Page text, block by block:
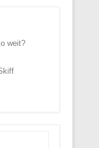
weit?